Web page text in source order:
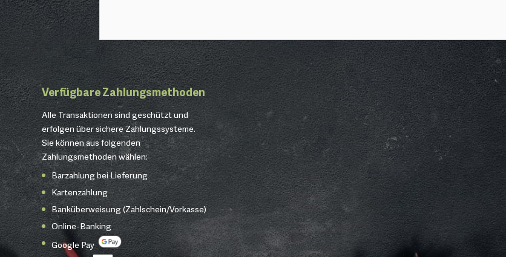
Verfügbare Zahlungsmethoden
Alle Transaktionen sind geschützt und
erfolgen über sichere Zahlungssysteme.
Sie können aus folgenden
Zahlungsmethoden wählen:
Barzahlung bei Lieferung
Kartenzahlung
Banküberweisung (Zahlschein/Vorkasse)
Online-Banking
Google Pay